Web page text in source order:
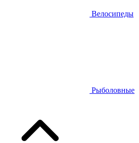
Велосипеды
Рыболовные